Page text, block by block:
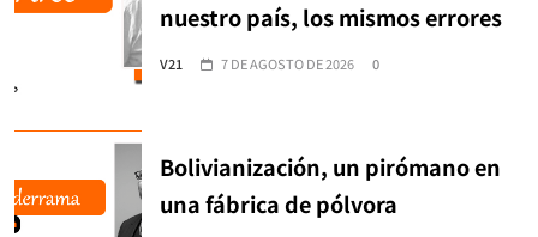
nuestro país, los mismos errores
V21 7 DE AGOSTO DE 2026 0
Bolivianización, un pirómano en
una fábrica de pólvora